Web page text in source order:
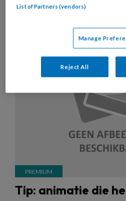
Tip: animatie die
List of Partners (vendors)
Manage
Reject All